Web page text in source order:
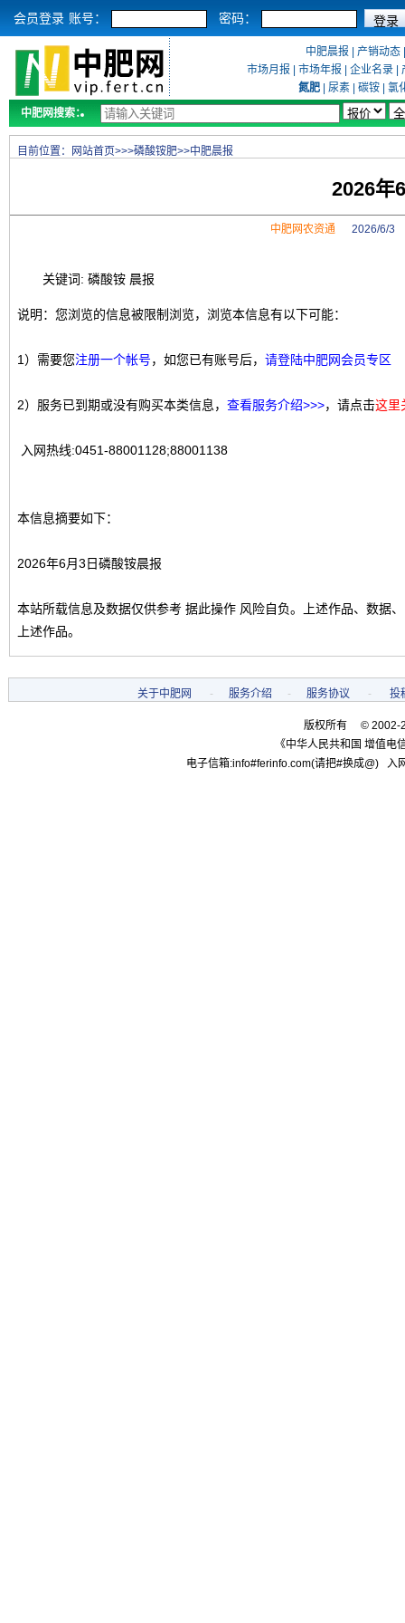
会员登录 账号： 密码：
中肥晨报 产销动态
市场月报
市场年报 企业名录
氮肥
尿素 碳铵
氯
中肥网搜索：
目前位置： 网站首页>>>磷酸铵肥>>中肥晨报
2026年
中肥网农资通2026/6/3
关键词: 磷酸铵 晨报
说明：您浏览的信息被限制浏览，浏览本信息有以下可能：
1）需要您注册一个帐号，如您已有账号后， 请登陆中肥网会员专区
2）服务已到期或没有购买本类信息， 查看服务介绍>>>，请点击这里
入网热线:0451-88001128;88001138
本信息摘要如下：
2026年6月3日磷酸铵晨报
本站所载信息及数据仅供参考 据此操作 风险自负。上述作品、数据
上述作品。
关于中肥网 - 服务介绍 - 服务协议 - 投
版权所有 © 2002-
《中华人民共和国 增值电
电子信箱:info#ferinfo.com(请把#换成@)